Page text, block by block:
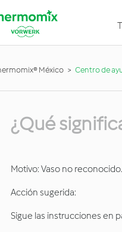
México Centro de
¿Qué
Motivo: Vaso no reconocido.
Acción sugerida:
Sigue las instrucciones en